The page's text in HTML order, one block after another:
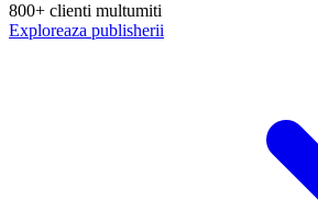
800+ clienti multumiti
Exploreaza publisherii